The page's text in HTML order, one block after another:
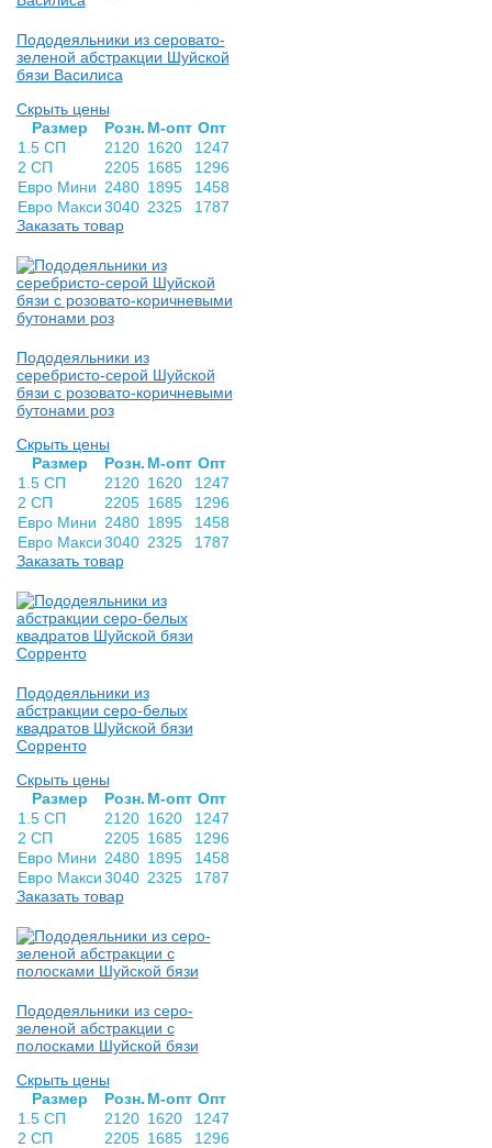
Пододеяльники из серовато-
зеленой абстракции Шуйской
бязи Василиса
Скрыть цены
Раз­мер
Розн. М-опт Опт
1.5 СП
2120 1620
1247
2 СП
2205 1685
1296
Евро Мини 2480 1895
1458
Евро Макси3040 2325
1787
Заказать товар
Пододеяльники из
серебристо-серой Шуйской
бязи с розовато-коричневыми
бутонами роз
Скрыть цены
Раз­мер
Розн. М-опт Опт
1.5 СП
2120 1620
1247
2 СП
2205 1685
1296
Евро Мини 2480 1895
1458
Евро Макси3040 2325
1787
Заказать товар
Пододеяльники из
абстракции серо-белых
квадратов Шуйской бязи
Сорренто
Скрыть цены
Раз­мер
Розн. М-опт Опт
1.5 СП
2120 1620
1247
2 СП
2205 1685
1296
Евро Мини 2480 1895
1458
Евро Макси3040 2325
1787
Заказать товар
Пододеяльники из серо-
зеленой абстракции с
полосками Шуйской бязи
Скрыть цены
Раз­мер
Розн. М-опт Опт
1.5 СП
2120 1620
1247
2 СП
2205 1685
1296